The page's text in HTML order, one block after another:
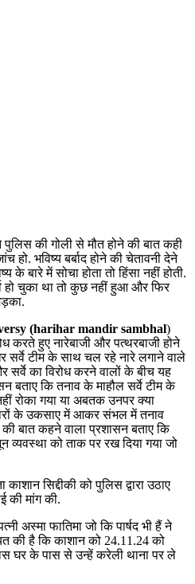
की गोली से मौत होने की बात कही
हो. भविष्य बर्बाद होने की चेतावनी देने
के बारे में सोचा होता तो हिंसा नहीं होती.
हो चुका था तो कुछ नहीं हुआ और फिर
(harihar mandir sambhal)
करते हुए नारेबाजी और पत्थरबाजी होने
सर्वे टीम के साथ चल रहे नारे लगाने वाले
सर्वे का विरोध करने वालों के बीच यह
बताए कि तनाव के माहौल सर्वे टीम के
रोका गया या अबतक उनपर क्या
के उकसाए में आकर संभल में तनाव
बात कहने वाला प्रशासन बताए कि
को ताक पर रख दिया गया जो
सिद्दीकी को पुलिस द्वारा उठाए
की मांग की.
अस्मा फातिमा जो कि पार्षद भी हैं ने
की है कि काशान को 24.11.24 को
घर के पास से उन्हें करेली थाना पर ले